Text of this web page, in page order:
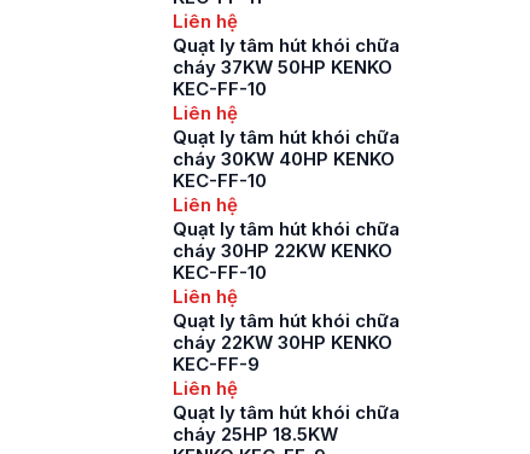
Liên hệ
Quạt ly tâm hút khói chữa
cháy 37KW 50HP KENKO
KEC-FF-10
Liên hệ
Quạt ly tâm hút khói chữa
cháy 30KW 40HP KENKO
KEC-FF-10
Liên hệ
Quạt ly tâm hút khói chữa
cháy 30HP 22KW KENKO
KEC-FF-10
Liên hệ
Quạt ly tâm hút khói chữa
cháy 22KW 30HP KENKO
KEC-FF-9
Liên hệ
Quạt ly tâm hút khói chữa
cháy 25HP 18.5KW